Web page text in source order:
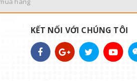
KẾT NỐI VỚI CHÚNG TÔI